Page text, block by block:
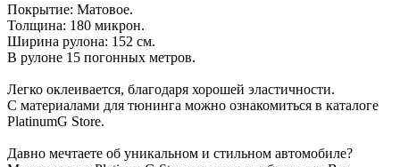
Покрытие: Матовое.
Толщина: 180 микрон.
Ширина рулона: 152 см.
В рулоне 15 погонных метров.
Легко оклеивается, благодаря хорошей эластичности.
С материалами для тюнинга можно ознакомиться в каталоге
PlatinumG Store.
Давно мечтаете об уникальном и стильном автомобиле?